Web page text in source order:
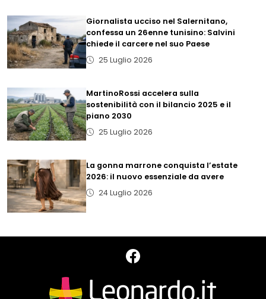
Giornalista ucciso nel Salernitano,
confessa un 26enne tunisino: Salvini
chiede il carcere nel suo Paese
25 Luglio 2026
MartinoRossi accelera sulla
sostenibilità con il bilancio 2025 e il
piano 2030
25 Luglio 2026
La gonna marrone conquista l’estate
2026: il nuovo essenziale da avere
24 Luglio 2026